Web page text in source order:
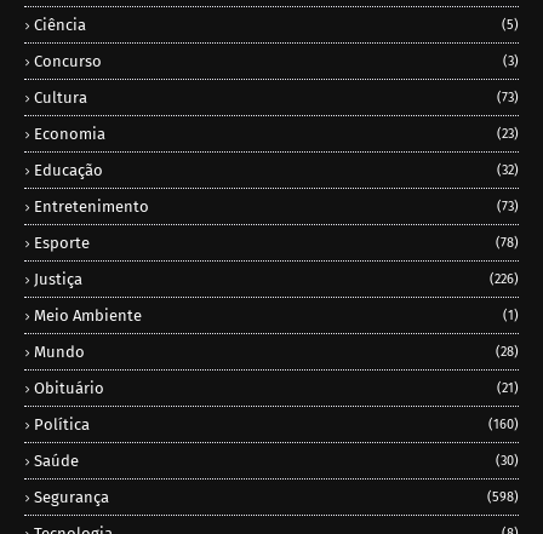
Ciência (5)
Concurso (3)
Cultura (73)
Economia (23)
Educação (32)
Entretenimento (73)
Esporte (78)
Justiça (226)
Meio Ambiente (1)
Mundo (28)
Obituário (21)
Política (160)
Saúde (30)
Segurança (598)